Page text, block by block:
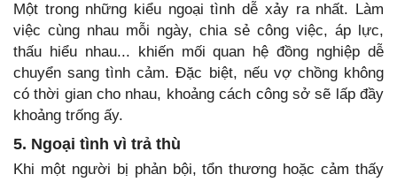
Một trong những kiểu ngoại tình dễ xảy ra nhất. Làm
việc cùng nhau mỗi ngày, chia sẻ công việc, áp lực,
thấu hiểu nhau... khiến mối quan hệ đồng nghiệp dễ
chuyển sang tình cảm. Đặc biệt, nếu vợ chồng không
có thời gian cho nhau, khoảng cách công sở sẽ lấp đầy
khoảng trống ấy.
5. Ngoại tình vì trả thù
Khi một người bị phản bội, tổn thương hoặc cảm thấy